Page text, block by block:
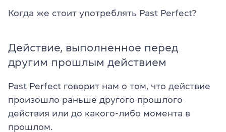
Когда же стоит употреблять Past Perfect?
Действие, выполненное перед
другим прошлым действием
Past Perfect говорит нам о том, что действие
произошло раньше другого прошлого
действия или до какого-либо момента в
прошлом.